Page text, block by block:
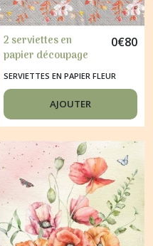
2 serviettes en
papier découpage
collage 33 cm FLEUR
ROSE JAUNE B
0€80
SERVIETTES EN PAPIER FLEUR
AJOUTER